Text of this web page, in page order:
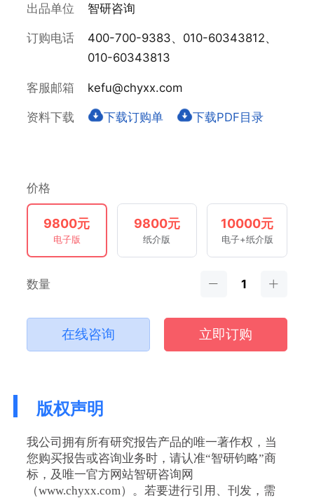
出品单位 智研咨询
订购电话
400-700-9383、010-60343812、
010-60343813
客服邮箱 kefu@chyxx.com
资料下载 下载订购单 下载PDF目录
价格
9800元
电子版
9800元
纸介版
10000元
电子+纸介版
数量
在线咨询 立即订购
版权声明
我公司拥有所有研究报告产品的唯一著作权，当
您购买报告或咨询业务时，请认准“智研钧略”商
标，及唯一官方网站智研咨询网
（www.chyxx.com）。若要进行引用、刊发，需